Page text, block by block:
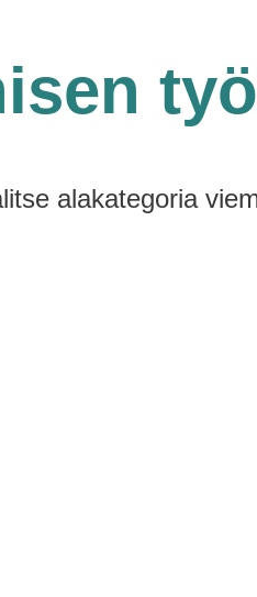
alakategoria